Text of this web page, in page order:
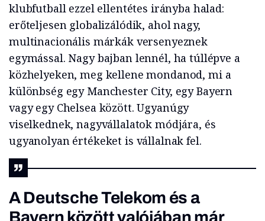
klubfutball ezzel ellentétes irányba halad:
erőteljesen globalizálódik, ahol nagy,
multinacionális márkák versenyeznek
egymással. Nagy bajban lennél, ha túllépve a
közhelyeken, meg kellene mondanod, mi a
különbség egy Manchester City, egy Bayern
vagy egy Chelsea között. Ugyanúgy
viselkednek, nagyvállalatok módjára, és
ugyanolyan értékeket is vállalnak fel.
A Deutsche Telekom és a